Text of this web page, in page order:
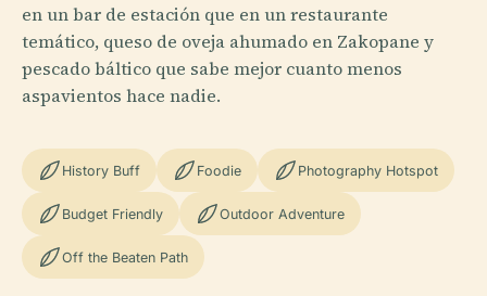
en un bar de estación que en un restaurante
temático, queso de oveja ahumado en Zakopane y
pescado báltico que sabe mejor cuanto menos
aspavientos hace nadie.
History Buff Foodie Photography Hotspot
Budget Friendly Outdoor Adventure
Off the Beaten Path